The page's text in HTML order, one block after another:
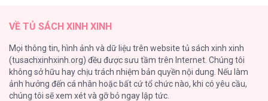
116
Làm vị cứu tinh thật dễ dàng
113
VỀ TỦ SÁCH XINH XINH
Mọi thông tin, hình ảnh và dữ liệu trên website tủ sách xinh xinh
(tusachxinhxinh.org) đều được sưu tầm trên Internet. Chúng tôi
không sở hữu hay chịu trách nhiệm bản quyền nội dung. Nếu làm
ảnh hưởng đến cá nhân hoặc bất cứ tổ chức nào, khi có yêu cầu,
chúng tôi sẽ xem xét và gỡ bỏ ngay lập tức.